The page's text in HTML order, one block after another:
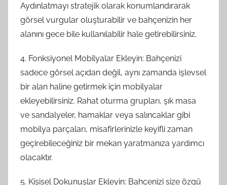
Aydınlatmayı stratejik olarak konumlandırarak
görsel vurgular oluşturabilir ve bahçenizin her
alanını gece bile kullanılabilir hale getirebilirsiniz.
4. Fonksiyonel Mobilyalar Ekleyin: Bahçenizi
sadece görsel açıdan değil, aynı zamanda işlevsel
bir alan haline getirmek için mobilyalar
ekleyebilirsiniz. Rahat oturma grupları, şık masa
ve sandalyeler, hamaklar veya salıncaklar gibi
mobilya parçaları, misafirlerinizle keyifli zaman
geçirebileceğiniz bir mekan yaratmanıza yardımcı
olacaktır.
5. Kişisel Dokunuşlar Ekleyin: Bahçenizi size özgü